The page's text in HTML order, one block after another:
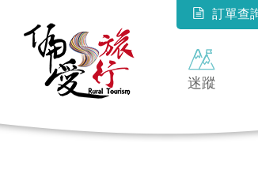
訂單查
迷蹤